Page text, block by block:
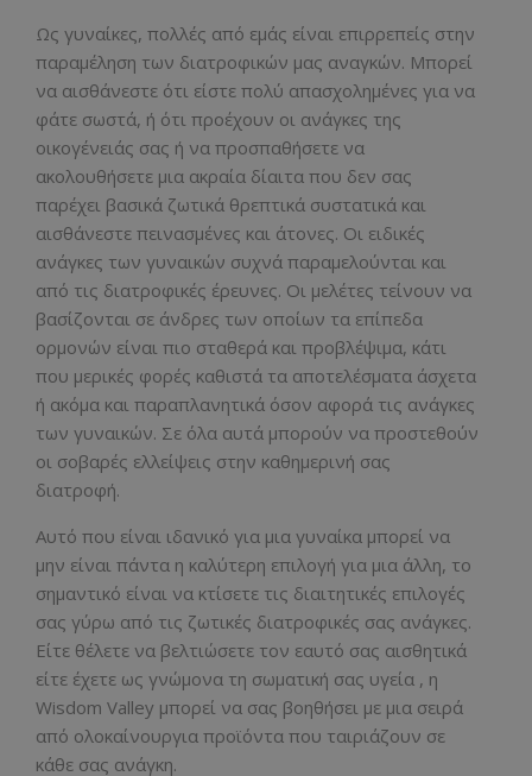
Ως γυναίκες, πολλές από εμάς είναι επιρρεπείς στην
παραμέληση των διατροφικών μας αναγκών. Μπορεί
να αισθάνεστε ότι είστε πολύ απασχολημένες για να
φάτε σωστά, ή ότι προέχουν οι ανάγκες της
οικογένειάς σας ή να προσπαθήσετε να
ακολουθήσετε μια ακραία δίαιτα που δεν σας
παρέχει βασικά ζωτικά θρεπτικά συστατικά και
αισθάνεστε πεινασμένες και άτονες. Οι ειδικές
ανάγκες των γυναικών συχνά παραμελούνται και
από τις διατροφικές έρευνες. Οι μελέτες τείνουν να
βασίζονται σε άνδρες των οποίων τα επίπεδα
ορμονών είναι πιο σταθερά και προβλέψιμα, κάτι
που μερικές φορές καθιστά τα αποτελέσματα άσχετα
ή ακόμα και παραπλανητικά όσον αφορά τις ανάγκες
των γυναικών. Σε όλα αυτά μπορούν να προστεθούν
οι σοβαρές ελλείψεις στην καθημερινή σας
διατροφή.
Αυτό που είναι ιδανικό για μια γυναίκα μπορεί να
μην είναι πάντα η καλύτερη επιλογή για μια άλλη, το
σημαντικό είναι να κτίσετε τις διαιτητικές επιλογές
σας γύρω από τις ζωτικές διατροφικές σας ανάγκες.
Είτε θέλετε να βελτιώσετε τον εαυτό σας αισθητικά
είτε έχετε ως γνώμονα τη σωματική σας υγεία , η
Wisdom Valley μπορεί να σας βοηθήσει με μια σειρά
από ολοκαίνουργια προϊόντα που ταιριάζουν σε
κάθε σας ανάγκη.